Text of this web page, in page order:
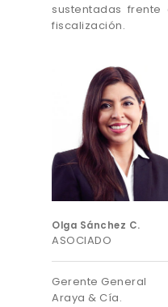
sustentadas
fiscalización.
Olga Sánchez C.
ASOCIADO
Gerente General
Araya & Cía.